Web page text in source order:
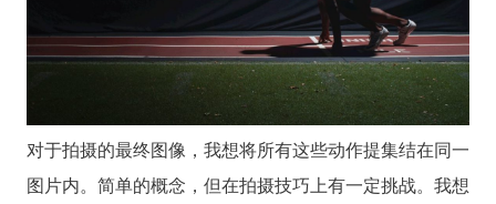
对于拍摄的最终图像，我想将所有这些动作提集结在同一
图片内。简单的概念，但在拍摄技巧上有一定挑战。我想